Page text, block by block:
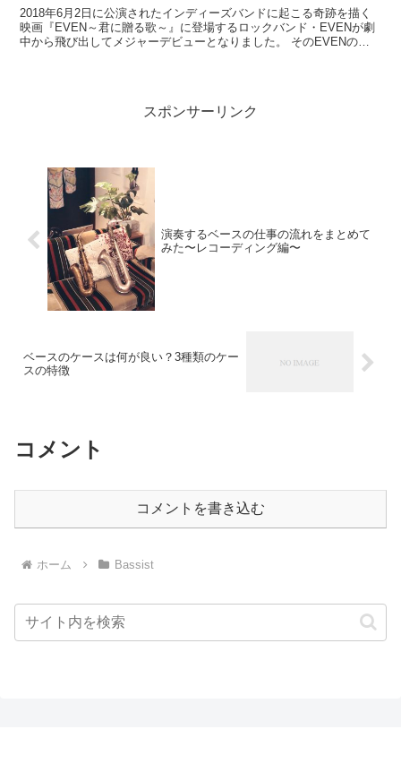
2018年6月2日に公演されたインディーズバンドに起こる奇跡を描く
映画『EVEN～君に贈る歌～』に登場するロックバンド・EVENが劇
中から飛び出してメジャーデビューとなりました。 そのEVENのベ
スポンサーリンク
演奏するベースの仕事の流れをまとめて
みた〜レコーディング編〜
ベースのケースは何が良い？3種類のケー
スの特徴
コメント
コメントを書き込む
ホーム Bassist